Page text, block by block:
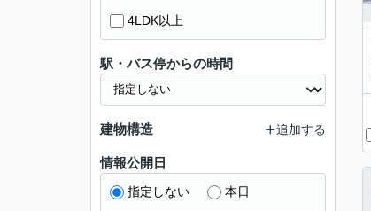
4LDK以上
駅・バス停からの時間
建物構造 追加する
情報公開日
指定しない 本日